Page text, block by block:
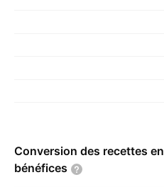
Conversion des recettes en
bénéfices